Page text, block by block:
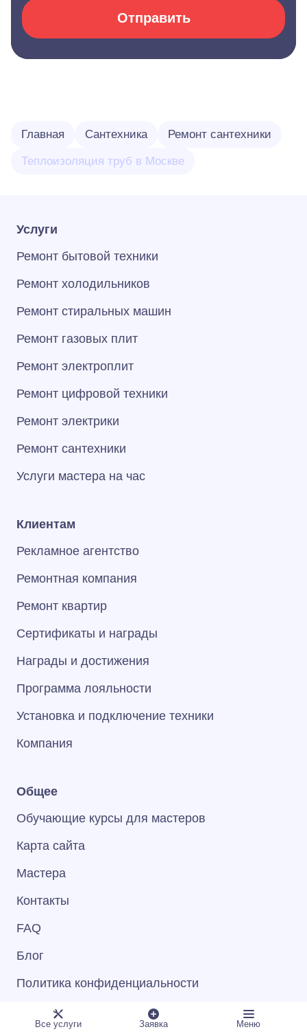
Отправить
Главная Сантехника Ремонт сантехники
Теплоизоляция труб в Москве
Услуги
Ремонт бытовой техники
Ремонт холодильников
Ремонт стиральных машин
Ремонт газовых плит
Ремонт электроплит
Ремонт цифровой техники
Ремонт электрики
Ремонт сантехники
Услуги мастера на час
Клиентам
Рекламное агентство
Ремонтная компания
Ремонт квартир
Сертификаты и награды
Награды и достижения
Программа лояльности
Установка и подключение техники
Компания
Общее
Обучающие курсы для мастеров
Карта сайта
Мастера
Контакты
FAQ
Блог
Политика конфиденциальности
Информированное согласие пользователя
Все услуги Заявка Меню